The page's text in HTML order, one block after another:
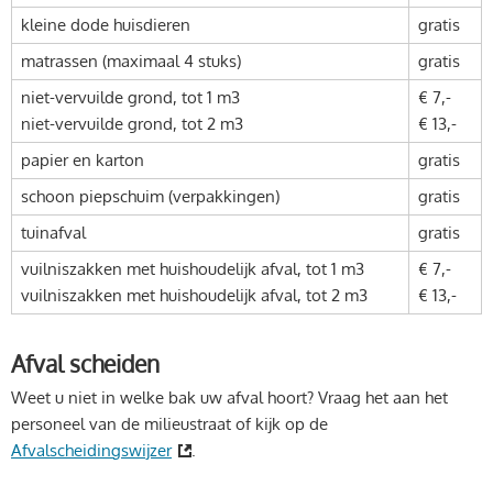
kleine dode huisdieren
gratis
matrassen (maximaal 4 stuks)
gratis
niet-vervuilde grond, tot 1 m3
niet-vervuilde grond, tot 2 m3
€ 7,-
€ 13,-
papier en karton
gratis
schoon piepschuim (verpakkingen)
gratis
tuinafval
gratis
vuilniszakken met huishoudelijk afval, tot 1 m3
vuilniszakken met huishoudelijk afval, tot 2 m3
€ 7,-
€ 13,-
Afval scheiden
Weet u niet in welke bak uw afval hoort? Vraag het aan het
personeel van de milieustraat of kijk op de
Afvalscheidingswijzer
.